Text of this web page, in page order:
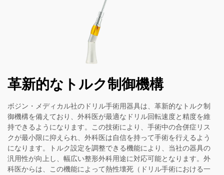
革新的なトルク制御機構
ボジン・メディカル社のドリル手術用器具は、革新的なトルク制
御機構を備えており、外科医が最適なドリル回転速度と精度を維
持できるようになります。この技術により、手術中の合併症リス
クが最小限に抑えられ、外科医は自信を持って手術を行えるよう
になります。トルク設定を調整できる機能により、当社の器具の
汎用性が向上し、幅広い整形外科用途に対応可能となります。外
科医からは、この機能によって熱性壊死（ドリル手術における一